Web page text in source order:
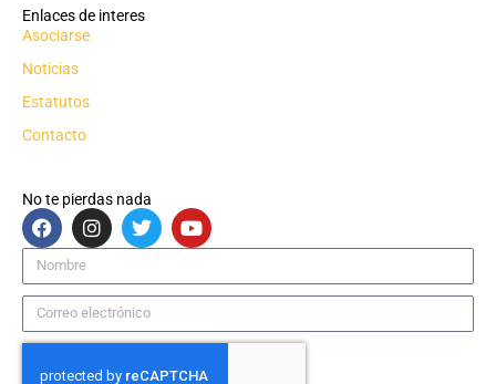
Enlaces de interes
Asociarse
Noticias
Estatutos
Contacto
No te pierdas nada
F
a
c
e
b
o
o
I
n
s
a
g
r
m
T
w
i
t
e
r
Y
o
u
u
e
Nombre
Correo
electrónico